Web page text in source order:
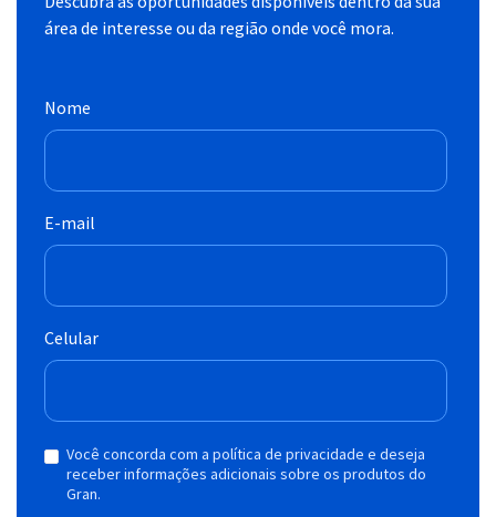
área de interesse ou da região onde você mora.
Nome
E-mail
Celular
Você concorda com a política de privacidade e deseja
receber informações adicionais sobre os produtos do
Gran.